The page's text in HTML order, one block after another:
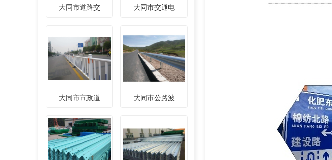
大同市道路交 大同市交通电
大同市市政道 大同市公路波